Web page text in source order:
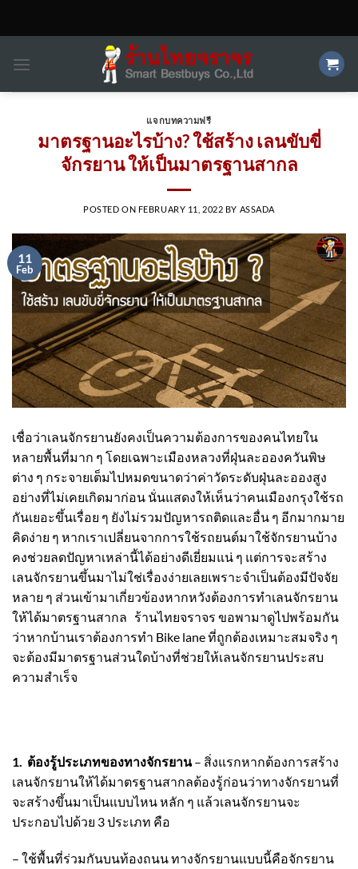
แจกบทความฟรี
มาตรฐานอะไรบ้าง? ใช้สร้าง เลนขับขี่
จักรยาน ให้เป็นมาตรฐานสากล
POSTED ON FEBRUARY 11, 2022 BY ASSADA
11
Feb
เชื่อว่าเลนจักรยานยังคงเป็นความต้องการของคนไทยใน
หลายพื้นที่มาก ๆ โดยเฉพาะเมืองหลวงที่ฝุ่นละอองควันพิษ
ต่าง ๆ กระจายเต็มไปหมดขนาดว่าค่าวัดระดับฝุ่นละอองสูง
อย่างที่ไม่เคยเกิดมาก่อน นั่นแสดงให้เห็นว่าคนเมืองกรุงใช้รถ
กันเยอะขึ้นเรื่อย ๆ ยังไม่รวมปัญหารถติดและอื่น ๆ อีกมากมาย
คิดง่าย ๆ หากเราเปลี่ยนจากการใช้รถยนต์มาใช้จักรยานบ้าง
คงช่วยลดปัญหาเหล่านี้ได้อย่างดีเยี่ยมแน่ ๆ แต่การจะสร้าง
เลนจักรยานขึ้นมาไม่ใช่เรื่องง่ายเลยเพราะจำเป็นต้องมีปัจจัย
หลาย ๆ ส่วนเข้ามาเกี่ยวข้องหากหวังต้องการทำเลนจักรยาน
ให้ได้มาตรฐานสากล ร้านไทยจราจร ขอพามาดูไปพร้อมกัน
ว่าหากบ้านเราต้องการทำ Bike lane ที่ถูกต้องเหมาะสมจริง ๆ
จะต้องมีมาตรฐานส่วนใดบ้างที่ช่วยให้เลนจักรยานประสบ
ความสำเร็จ
1. ต้องรู้ประเภทของทางจักรยาน– สิ่งแรกหากต้องการสร้าง
เลนจักรยานให้ได้มาตรฐานสากลต้องรู้ก่อนว่าทางจักรยานที่
จะสร้างขึ้นมาเป็นแบบไหน หลัก ๆ แล้วเลนจักรยานจะ
ประกอบไปด้วย 3 ประเภท คือ
– ใช้พื้นที่ร่วมกันบนท้องถนน ทางจักรยานแบบนี้คือจักรยาน